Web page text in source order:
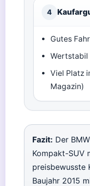
4
Gutes
Wertstabil
Viel Platz
Magazin)
Fazit: Der
Kompakt-SUV
preisbewusste
Baujahr 2015